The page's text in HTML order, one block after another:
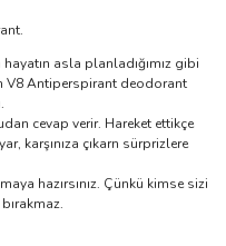
asla planladığımız gibi
V8 Antiperspirant deodorant
cevap verir. Hareket ettikçe
karşınıza çıkarn sürprizlere
hazırsınız. Çünkü kimse sizi